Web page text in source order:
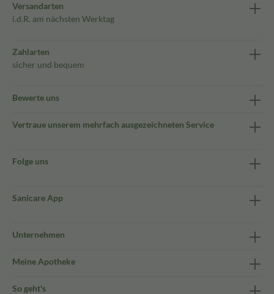
Versandarten
i.d.R. am nächsten Werktag
Zahlarten
sicher und bequem
Bewerte uns
Vertraue unserem mehrfach ausgezeichneten Service
Folge uns
Sanicare App
Unternehmen
Meine Apotheke
So geht's